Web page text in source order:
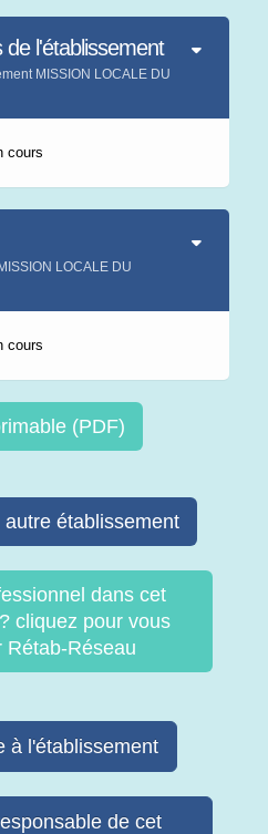
de l'établissement
MISSION LOCALE DU
cours
LOCALE DU
cours
(PDF)
établissement
dans cet
cliquez pour vous
Rétab-Réseau
à l'établissement
de cet